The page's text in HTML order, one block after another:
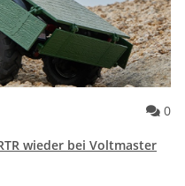
0
wieder bei Voltmaster